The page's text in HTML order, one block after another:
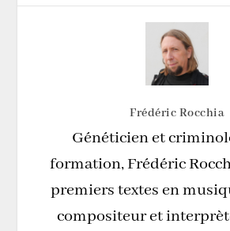
Frédéric Rocchia
Généticien et
formation, Frédéric
premiers textes en
compositeur et